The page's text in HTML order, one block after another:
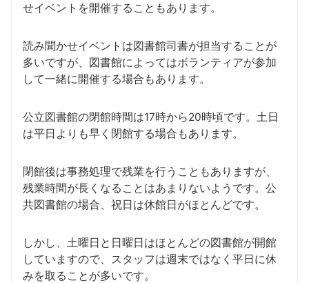
せイベントを開催することもあります。
読み聞かせイベントは図書館司書が担当することが
多いですが、図書館によってはボランティアが参加
して一緒に開催する場合もあります。
公立図書館の閉館時間は17時から20時頃です。土日
は平日よりも早く閉館する場合もあります。
閉館後は事務処理で残業を行うこともありますが、
残業時間が長くなることはあまりないようです。公
共図書館の場合、祝日は休館日がほとんどです。
しかし、土曜日と日曜日はほとんどの図書館が開館
していますので、スタッフは週末ではなく平日に休
みを取ることが多いです。